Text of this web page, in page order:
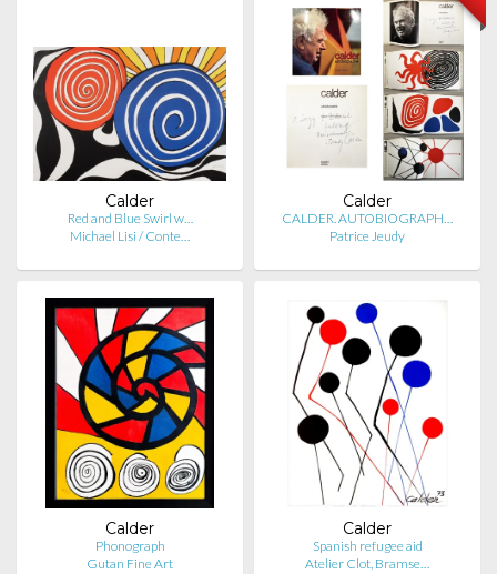
Calder
Red and Blue Swirl w…
Michael Lisi / Conte…
Calder
CALDER. AUTOBIOGRAPH…
Patrice Jeudy
Calder
Phonograph
Gutan Fine Art
Calder
Spanish refugee aid
Atelier Clot, Bramse…